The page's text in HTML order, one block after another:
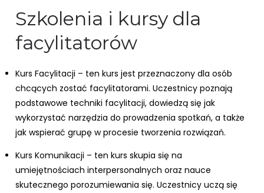
Szkolenia i kursy dla
facylitatorów
Kurs Facylitacji – ten kurs jest przeznaczony dla osób
chcących zostać facylitatorami. Uczestnicy poznają
podstawowe techniki facylitacji, dowiedzą się jak
wykorzystać narzędzia do prowadzenia spotkań, a także
jak wspierać grupę w procesie tworzenia rozwiązań.
Kurs Komunikacji – ten kurs skupia się na
umiejętnościach interpersonalnych oraz nauce
skutecznego porozumiewania się. Uczestnicy uczą się